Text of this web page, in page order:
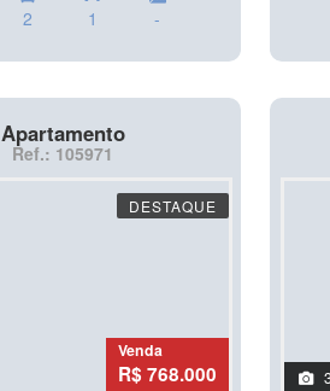
2 1 -
Apartamento
Ref.: 105971
DESTAQUE
Venda
R$ 768.000